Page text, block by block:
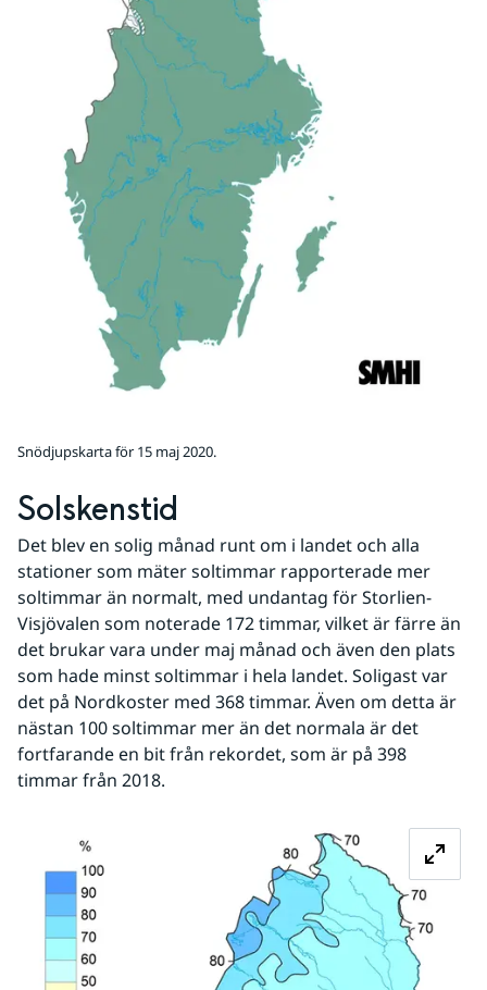
Snödjupskarta för 15 maj 2020.
Solskenstid
Det blev en solig månad runt om i landet och alla
stationer som mäter soltimmar rapporterade mer
soltimmar än normalt, med undantag för Storlien-
Visjövalen som noterade 172 timmar, vilket är färre än
det brukar vara under maj månad och även den plats
som hade minst soltimmar i hela landet. Soligast var
det på Nordkoster med 368 timmar. Även om detta är
nästan 100 soltimmar mer än det normala är det
fortfarande en bit från rekordet, som är på 398
timmar från 2018.